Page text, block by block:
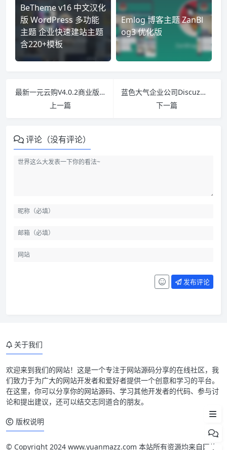
BeTheme v16 中文汉化
版 WordPress 多功能
主题 企业快速建站主题
含220+模板
Emlog 博客主题 ZanBl
og3 优化版
最新一元云购V4.0.2商业版 带签到手机版+支付宝微信支付插件
上一篇
蓝色大气企业公司Discuz模板免注册下载 蓝色大气企业公司源码免费分享
下一篇
评论（没有评论）
发布评论
模板介绍
模板预览
使用说明
关于我们
欢迎来到我们的网站！这是一个专注于网站源码分享的在线社区，我
们致力于为广大的网站开发者和爱好者提供一个创意和学习的平台。
在这里，你可以分享你的网站源码、学习其他开发者的代码、参与讨
论和提出建议，还可以结交志同道合的朋友。
版权说明
© Copyright 2024 www.yuanmazz.com 本站所有资源均来自网络